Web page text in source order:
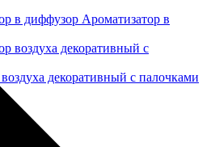
Ароматизатор в
декоративный с палочками